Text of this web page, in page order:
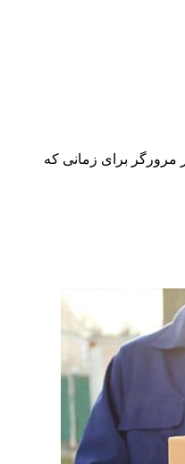
مرورگر برای زمانی که